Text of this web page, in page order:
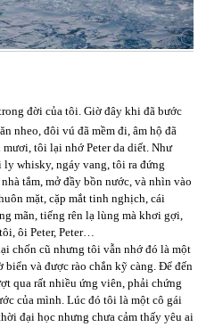
đời của tôi. Giờ đây khi đã bước
nheo, đôi vú đã mềm đi, âm hộ đã
tôi lại nhớ Peter da diết. Như
ly whisky, ngáy vang, tôi ra đứng
tắm, mở đầy bồn nước, và nhìn vào
mặt, cặp mắt tinh nghịch, cái
mãn, tiếng rên lạ lùng mà khơi gợi,
ôi Peter, Peter…
chốn cũ nhưng tôi vẫn nhớ đó là một
và được rào chắn kỹ càng. Để đến
qua rất nhiều ứng viên, phải chứng
của mình. Lúc đó tôi là một cô gái
đại học nhưng chưa cảm thấy yêu ai